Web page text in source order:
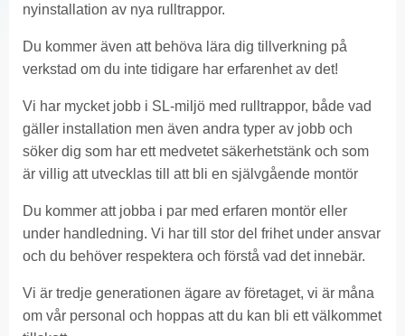
nyinstallation av nya rulltrappor.
Du kommer även att behöva lära dig tillverkning på
verkstad om du inte tidigare har erfarenhet av det!
Vi har mycket jobb i SL-miljö med rulltrappor, både vad
gäller installation men även andra typer av jobb och
söker dig som har ett medvetet säkerhetstänk och som
är villig att utvecklas till att bli en självgående montör
Du kommer att jobba i par med erfaren montör eller
under handledning. Vi har till stor del frihet under ansvar
och du behöver respektera och förstå vad det innebär.
Vi är tredje generationen ägare av företaget, vi är måna
om vår personal och hoppas att du kan bli ett välkommet